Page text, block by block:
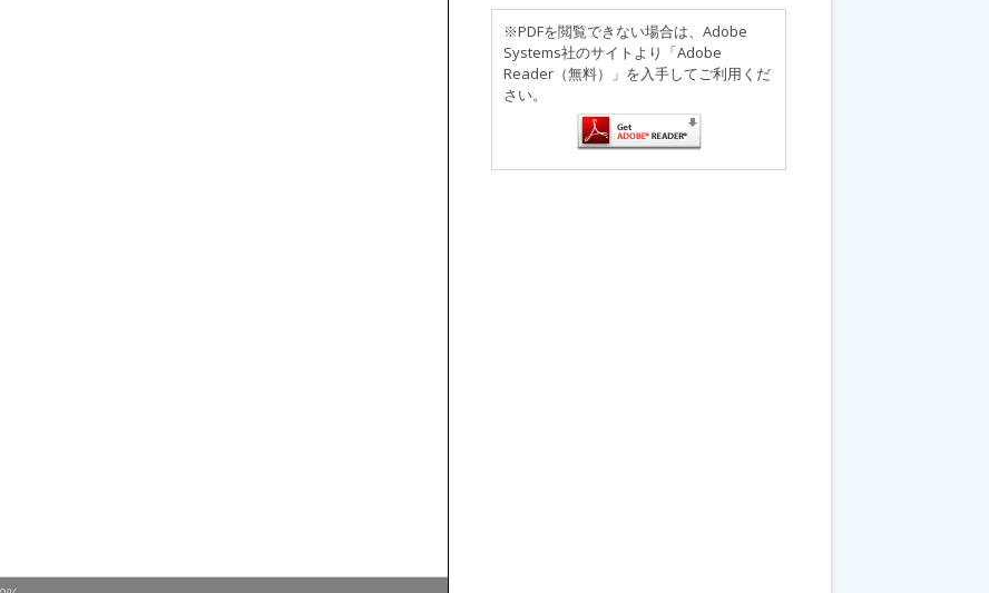
※PDFを閲覧できない場合は、Adobe
Systems社のサイトより「Adobe
Reader（無料）」を入手してご利用くだ
さい。